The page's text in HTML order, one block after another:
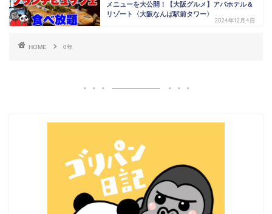
メニューを大公開！【大阪グルメ】アパホテル＆
リゾート〈大阪なんば駅前タワー〉
2024年12月4日
HOME 0年